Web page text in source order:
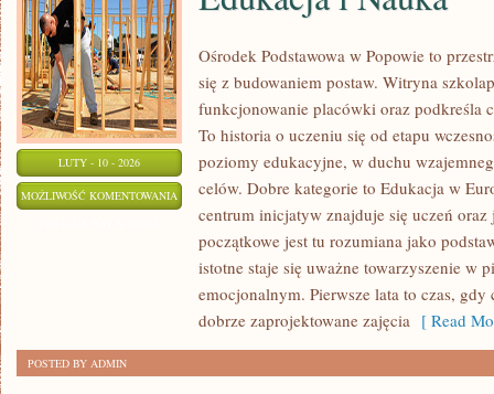
LUTY - 10 - 2026
MOŻLIWOŚĆ KOMENTOWANIA EDUKACJA
NAUKA
Ośrodek Podstawowa w Popowie to
się z budowaniem postaw. Witryna
funkcjonowanie placówki oraz podkreśla
To historia o uczeniu się od etapu
poziomy edukacyjne, w duchu
celów. Dobre kategorie to Edukacja w
centrum inicjatyw znajduje się uczeń
początkowe jest tu rozumiana jako
istotne staje się uważne towarzyszenie w
emocjonalnym. Pierwsze lata to czas, gdy
dobrze zaprojektowane zajęcia [ Read
POSTED BY ADMIN